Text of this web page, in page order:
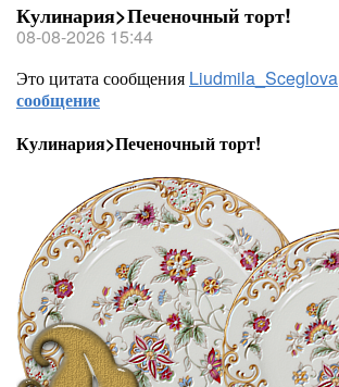
Кулинария>Печеночный торт!
08-08-2026 15:44
Это цитата сообщения Liudmila_Sceglova
сообщение
Кулинария>Печеночный торт!